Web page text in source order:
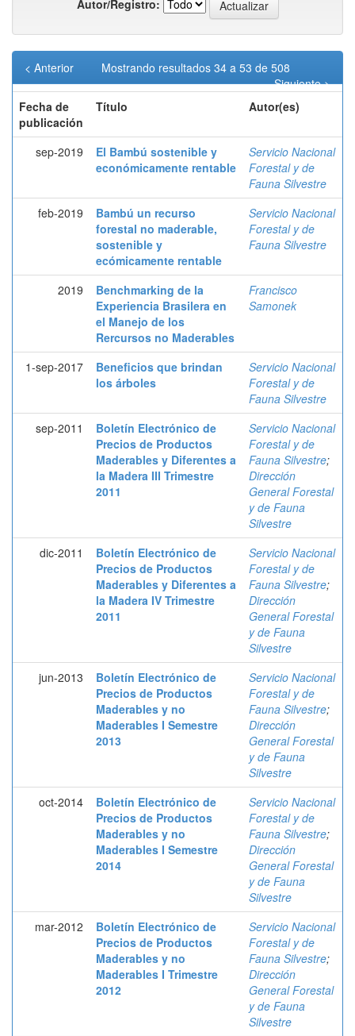
Autor/Registro:
Mostrando resultados 34 a 53 de 508
< Anterior
Siguiente >
Fecha de
publicación
Título Autor(es)
sep-2019
El Bambú sostenible y
económicamente rentable
Servicio Nacional
Forestal y de
Fauna Silvestre
feb-2019
Bambú un recurso
forestal no maderable,
sostenible y
ecómicamente rentable
Servicio Nacional
Forestal y de
Fauna Silvestre
2019
Benchmarking de la
Experiencia Brasilera en
el Manejo de los
Rercursos no Maderables
Francisco
Samonek
1-sep-2017
Beneficios que brindan
los árboles
Servicio Nacional
Forestal y de
Fauna Silvestre
sep-2011
Boletín Electrónico de
Precios de Productos
Maderables y Diferentes a
la Madera III Trimestre
2011
Servicio Nacional
Forestal y de
Fauna Silvestre;
Dirección
General Forestal
y de Fauna
Silvestre
dic-2011
Boletín Electrónico de
Precios de Productos
Maderables y Diferentes a
la Madera IV Trimestre
2011
Servicio Nacional
Forestal y de
Fauna Silvestre;
Dirección
General Forestal
y de Fauna
Silvestre
jun-2013
Boletín Electrónico de
Precios de Productos
Maderables y no
Maderables I Semestre
2013
Servicio Nacional
Forestal y de
Fauna Silvestre;
Dirección
General Forestal
y de Fauna
Silvestre
oct-2014
Boletín Electrónico de
Precios de Productos
Maderables y no
Maderables I Semestre
2014
Servicio Nacional
Forestal y de
Fauna Silvestre;
Dirección
General Forestal
y de Fauna
Silvestre
mar-2012
Boletín Electrónico de
Precios de Productos
Maderables y no
Maderables I Trimestre
2012
Servicio Nacional
Forestal y de
Fauna Silvestre;
Dirección
General Forestal
y de Fauna
Silvestre